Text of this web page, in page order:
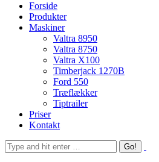
Forside
Produkter
Maskiner
Valtra 8950
Valtra 8750
Valtra X100
Timberjack 1270B
Ford 550
Træflækker
Tiptrailer
Priser
Kontakt